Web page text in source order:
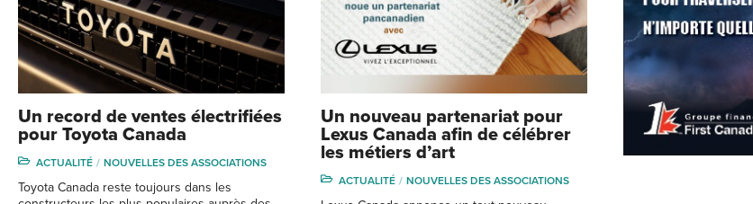
Un record de ventes électrifiées
pour Toyota Canada
ACTUALITÉ NOUVELLES DES ASSOCIATIONS
Toyota Canada reste toujours dans les
Un nouveau partenariat pour
Lexus Canada afin de célébrer
les métiers d’art
ACTUALITÉ NOUVELLES DES ASSOCIATIONS